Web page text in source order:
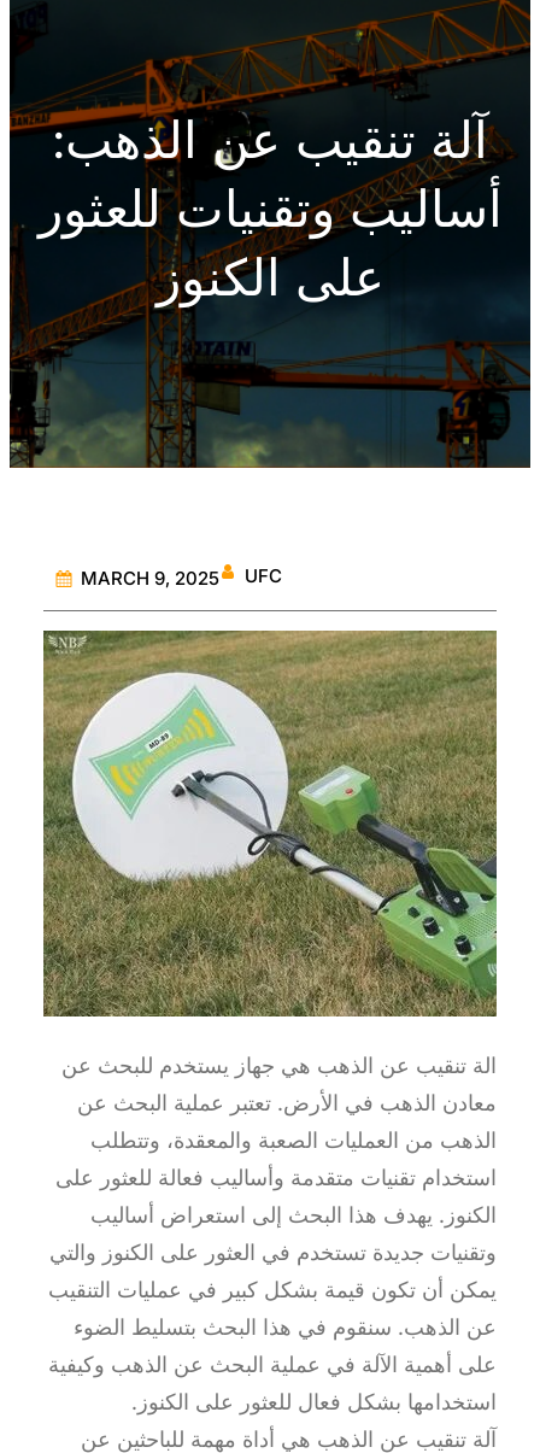
h
آلة تنقيب عن الذهب:
أساليب وتقنيات للعثور
على الكنوز
MARCH 9, 2025 UFC
الة تنقيب عن الذهب هي جهاز يستخدم للبحث عن
معادن الذهب في الأرض. تعتبر عملية البحث عن
الذهب من العمليات الصعبة والمعقدة، وتتطلب
استخدام تقنيات متقدمة وأساليب فعالة للعثور على
الكنوز. يهدف هذا البحث إلى استعراض أساليب
وتقنيات جديدة تستخدم في العثور على الكنوز والتي
يمكن أن تكون قيمة بشكل كبير في عمليات التنقيب
عن الذهب. سنقوم في هذا البحث بتسليط الضوء
على أهمية الآلة في عملية البحث عن الذهب وكيفية
استخدامها بشكل فعال للعثور على الكنوز.
آلة تنقيب عن الذهب هي أداة مهمة للباحثين عن